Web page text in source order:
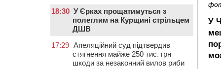
У
18:30 У Єрках прощатимуться з
полеглим на Курщині стрільцем
ДШВ
17:29 Апеляційний суд підтвердив
стягнення майже 250 тис. грн
шкоди за незаконний вилов риби